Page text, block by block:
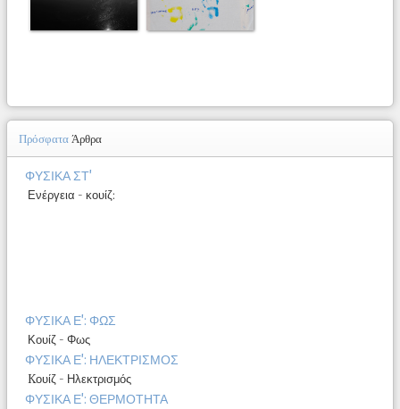
ΠρόσφαταΆρθρα
ΦΥΣΙΚΑ ΣΤ'
Ενέργεια - κουίζ:
ΦΥΣΙΚΑ Ε': ΦΩΣ
Κουίζ - Φως
ΦΥΣΙΚΑ Ε': ΗΛΕΚΤΡΙΣΜΟΣ
Kουίζ - Ηλεκτρισμός
ΦΥΣΙΚΑ Ε': ΘΕΡΜΟΤΗΤΑ